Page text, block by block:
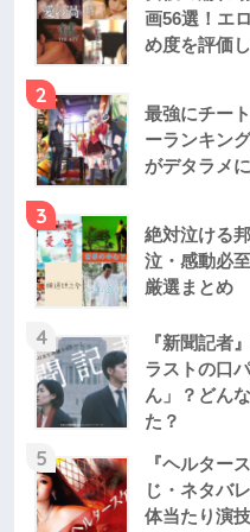
画56選！エ
め度を評価
2
最強にチー
ーランキン
がデタラメ
3
絶対泣ける
泣・感動必
厳選まとめ
4
『新聞記者
ラストの口
ん」？どん
た？
5
『ヘルター
じ・ネタバ
体当たり演